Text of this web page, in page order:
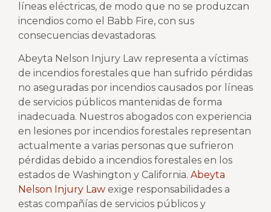
líneas eléctricas, de modo que no se produzcan
incendios como el Babb Fire, con sus
consecuencias devastadoras.
Abeyta Nelson Injury Law representa a víctimas
de incendios forestales que han sufrido pérdidas
no aseguradas por incendios causados por líneas
de servicios públicos mantenidas de forma
inadecuada. Nuestros abogados con experiencia
en lesiones por incendios forestales representan
actualmente a varias personas que sufrieron
pérdidas debido a incendios forestales en los
estados de Washington y California. Abeyta
Nelson Injury Law exige responsabilidades a
estas compañías de servicios públicos y